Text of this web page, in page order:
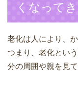
くなって
老化は人により、
つまり、老化とい
分の周囲や親を見て